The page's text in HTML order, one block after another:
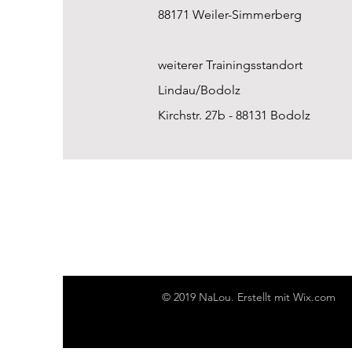
88171 Weiler-Simmerberg
weiterer Trainingsstandort
Lindau/Bodolz
Kirchstr. 27b - 88131 Bodolz
© 2019 NaLou. Erstellt mit Wix.com